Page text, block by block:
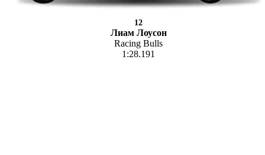
12
Лиам Лоусон
Racing Bulls
1:28.191